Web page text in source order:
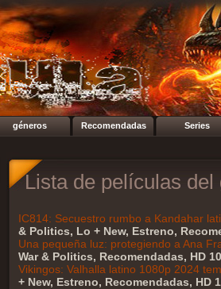
géneros Recomendadas Series
Lista de películas
IC814: Secuestro rumbo a Kandahar
& Politics, Lo + New, Estreno,
Una pequeña luz: protegiendo a Ana
War & Politics, Recomendadas, HD
Vikingos: Valhalla latino 1080p 2024
+ New, Estreno, Recomendadas,